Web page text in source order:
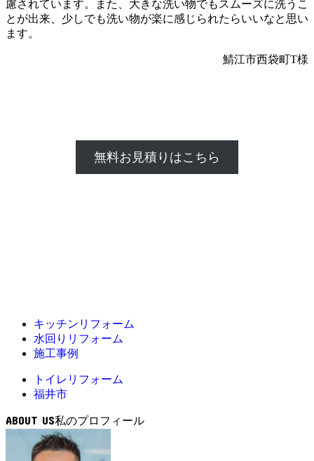
慮されています。また、大きな洗い物でもスムーズに洗うこ
とが出来、少しでも洗い物が楽に感じられたらいいなと思い
ます。
鯖江市西袋町T様
無料お見積りはこちら
キッチンリフォーム
水回りリフォーム
施工事例
トイレリフォーム
福井市
ABOUT US